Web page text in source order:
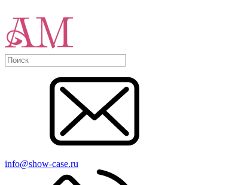
info@show-case.ru